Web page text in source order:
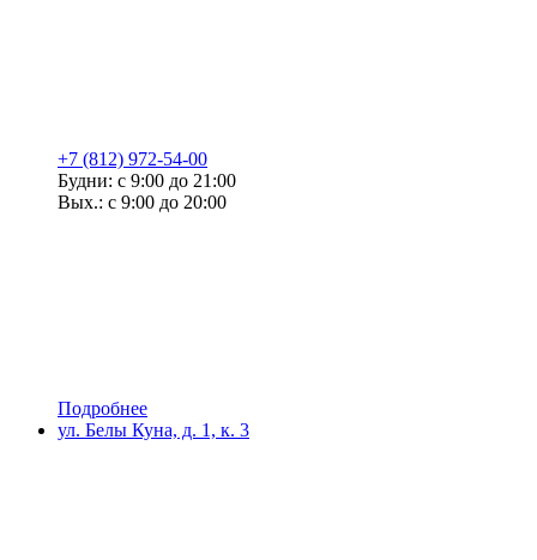
+7 (812) 972-54-00
Будни: с 9:00 до 21:00
Вых.: с 9:00 до 20:00
Подробнее
ул. Белы Куна, д. 1, к. 3